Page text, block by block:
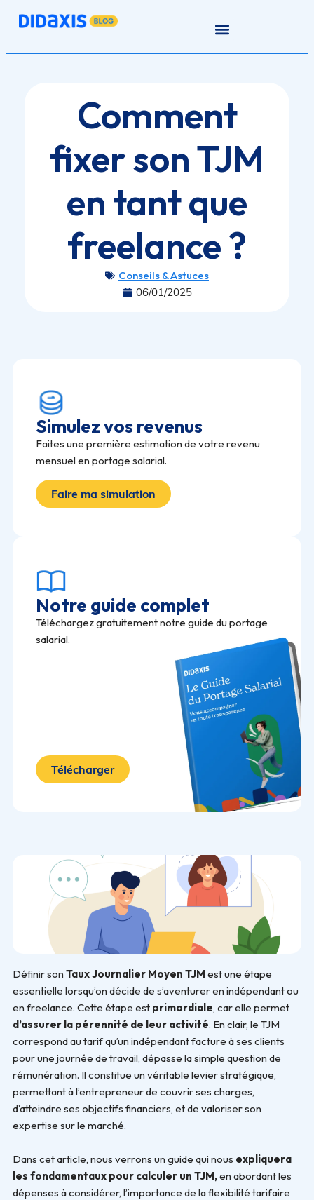
Comment
fixer son TJM
en tant que
freelance ?
Conseils & Astuces
06/01/2025
Simulez vos revenus
Faites une première estimation de votre revenu
mensuel en portage salarial.
Faire ma simulation
Notre guide complet
Téléchargez gratuitement notre guide du portage
salarial.
Télécharger
Définir son Taux Journalier Moyen TJM est une étape
essentielle lorsqu’on décide de s’aventurer en indépendant ou
en freelance. Cette étape est primordiale, car elle permet
d’assurer la pérennité de leur activité. En clair, le TJM
correspond au tarif qu’un indépendant facture à ses clients
pour une journée de travail, dépasse la simple question de
rémunération. Il constitue un véritable levier stratégique,
permettant à l’entrepreneur de couvrir ses charges,
d’atteindre ses objectifs financiers, et de valoriser son
expertise sur le marché.
Dans cet article, nous verrons un guide qui nous expliquera
les fondamentaux pour calculer un TJM,en abordant les
dépenses à considérer, l’importance de la flexibilité tarifaire